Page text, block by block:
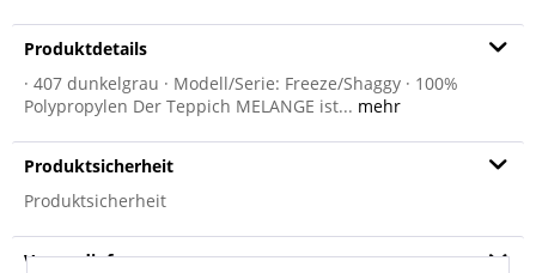
Produktdetails
· 407 dunkelgrau · Modell/Serie: Freeze/Shaggy · 100%
Polypropylen Der Teppich MELANGE ist... mehr
Produktsicherheit
Produktsicherheit
Versandinfo